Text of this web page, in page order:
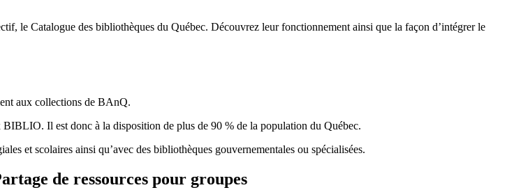
le Catalogue des bibliothèques du Québec. Découvrez leur fonctionnement ainsi que la façon d’intégrer le
aux collections de BAnQ.
BIBLIO. Il est donc à la disposition de plus de 90 % de la population du Québec.
et scolaires ainsi qu’avec des bibliothèques gouvernementales ou spécialisées.
de ressources pour groupes